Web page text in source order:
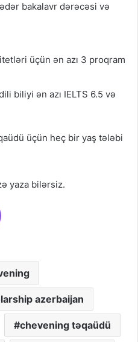
bakalavr dərəcəsi və
üçün ən azı 3 proqram
biliyi ən azı IELTS 6.5 və
üçün heç bir yaş tələbi
yaza bilərsiz.
azerbaijan
chevening təqaüdü